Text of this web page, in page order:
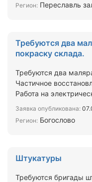
Регион: Переславль
Требуются два
покраску склада.
Требуются два
Частичное
Работа на
Заявка опубликована:
Регион: Богослово
Штукатуры
Требуются бригады